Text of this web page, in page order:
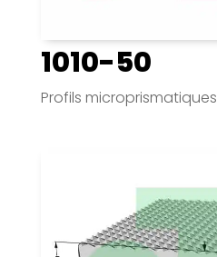
1010-50
Profils microprismatiques